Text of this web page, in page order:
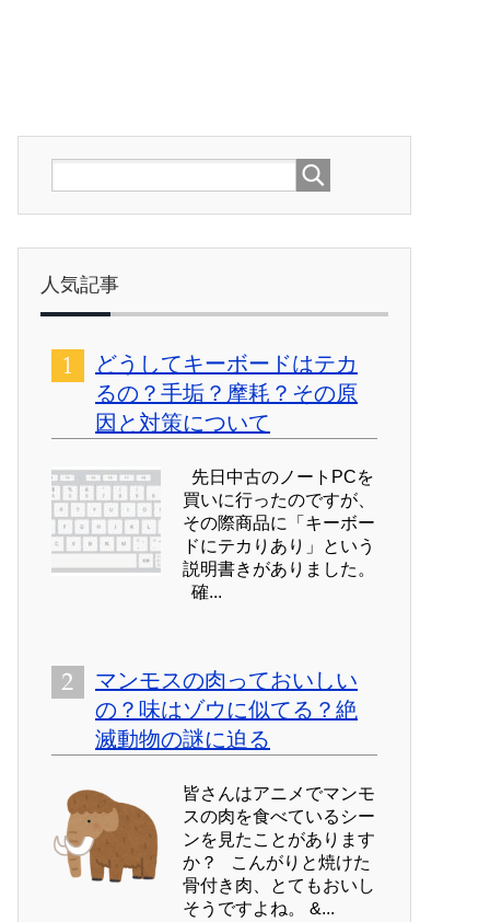
人気記事
どうしてキーボードはテカ
るの？手垢？摩耗？その原
因と対策について
先日中古のノートPCを
買いに行ったのですが、
その際商品に「キーボー
ドにテカりあり」という
説明書きがありました。
確...
マンモスの肉っておいしい
の？味はゾウに似てる？絶
滅動物の謎に迫る
皆さんはアニメでマンモ
スの肉を食べているシー
ンを見たことがあります
か？ こんがりと焼けた
骨付き肉、とてもおいし
そうですよね。 &...